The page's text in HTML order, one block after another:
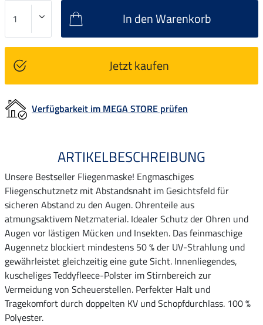
In den Warenkorb
Jetzt kaufen
Verfügbarkeit im MEGA STORE prüfen
ARTIKELBESCHREIBUNG
Unsere Bestseller Fliegenmaske! Engmaschiges
Fliegenschutznetz mit Abstandsnaht im Gesichtsfeld für
sicheren Abstand zu den Augen. Ohrenteile aus
atmungsaktivem Netzmaterial. Idealer Schutz der Ohren und
Augen vor lästigen Mücken und Insekten. Das feinmaschige
Augennetz blockiert mindestens 50 % der UV-Strahlung und
gewährleistet gleichzeitig eine gute Sicht. Innenliegendes,
kuscheliges Teddyfleece-Polster im Stirnbereich zur
Vermeidung von Scheuerstellen. Perfekter Halt und
Tragekomfort durch doppelten KV und Schopfdurchlass. 100 %
Polyester.